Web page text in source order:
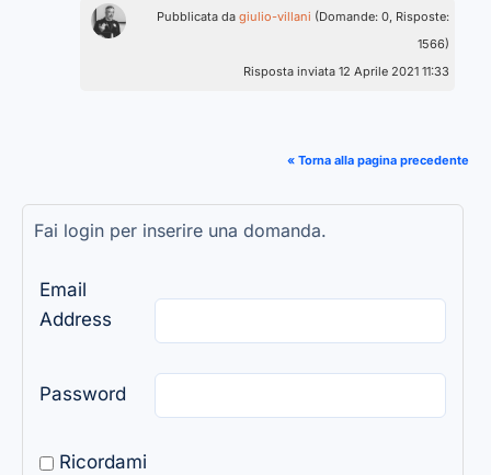
Pubblicata da giulio-villani (Domande: 0, Risposte:
1566)
Risposta inviata 12 Aprile 2021 11:33
« Torna alla pagina precedente
Fai login per inserire una domanda.
Email
Address
Password
Ricordami